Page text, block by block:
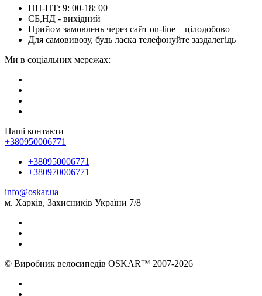
ПН-ПТ: 9: 00-18: 00
СБ,НД - вихідний
Прийом замовлень через сайт on-line – цілодобово
Для самовивозу, будь ласка телефонуйте заздалегідь
Ми в соціальних мережах:
Наші контакти
+380950006771
+380950006771
+380970006771
info@oskar.ua
м. Харків, Захисників України 7/8
© Виробник велосипедів OSKAR™ 2007-2026